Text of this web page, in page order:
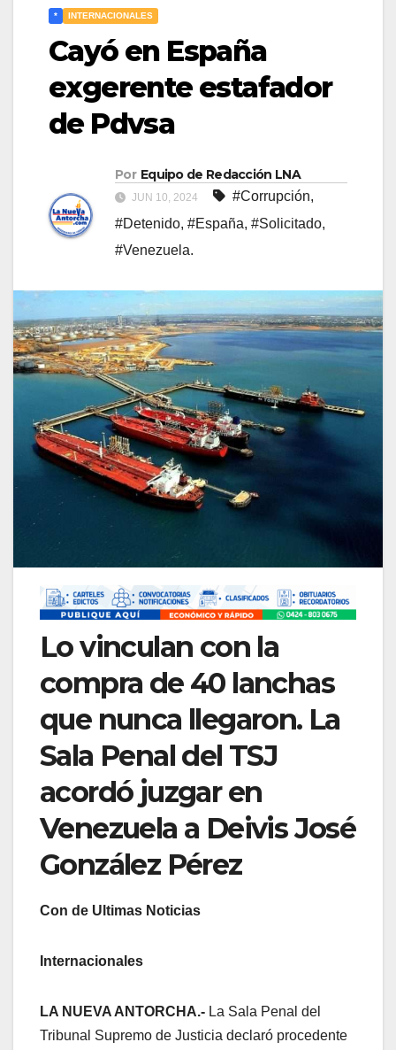
* INTERNACIONALES
Cayó en España
exgerente estafador
de Pdvsa
Por Equipo de Redacción LNA
JUN 10, 2024 #Corrupción,
#Detenido, #España, #Solicitado,
#Venezuela.
Lo vinculan con la
compra de 40 lanchas
que nunca llegaron. La
Sala Penal del TSJ
acordó juzgar en
Venezuela a Deivis José
González Pérez
Con de Ultimas Noticias
Internacionales
LA NUEVA ANTORCHA.- La Sala Penal del
Tribunal Supremo de Justicia declaró procedente